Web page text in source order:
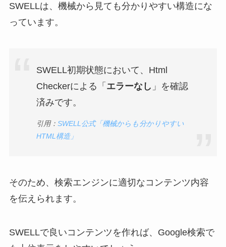
SWELLは、機械から見ても分かりやすい構造にな
っています。
SWELL初期状態において、Html
Checkerによる「 エラーなし 」を確認
済みです。
引用： SWELL公式「機械からも分かりやすい
HTML構造」
そのため、検索エンジンに適切なコンテンツ内容
を伝えられます。
SWELLで良いコンテンツを作れば、Google検索で